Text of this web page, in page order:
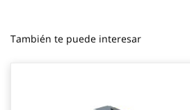
También te puede interesar